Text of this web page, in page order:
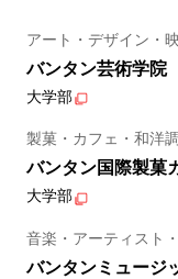
アート・デザイン・
バンタン芸術学院
大学部
製菓・カフェ・和洋
バンタン国際製菓
大学部
音楽・アーティスト
バンタンミュージ